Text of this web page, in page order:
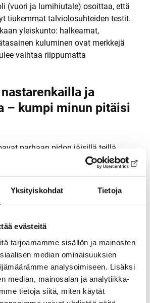
Yksityiskohdat Tietoja
evästeitä
tarjoamamme sisällön ja mainosten
median ominaisuuksien
analysoimiseen. Lisäksi
median, mainosalan ja analytiikka-
tietoja siitä, miten käytät
(vuori ja lumihiutale) osoittaa, että
tiukemmat talviolosuhteiden testit.
yleiskunto: halkeamat,
kuluminen ovat merkkejä
vaihtaa riippumatta
ja
– kumpi minun pitäisi
parhaan pidon jäisillä teillä
ansiosta, kun taas kitkarenkaat
ja soveltuvat hyvin vaihteleviin
alueilla, joissa tiet ovat usein jäisiä.
sopivat kaupunkiajoon ja
rajoittavat niiden käyttöä
aikaan, kun kitkarenkaita voi
Nastarenkaat aiheuttavat
kuluttavat tien pintaa, minkä vuoksi